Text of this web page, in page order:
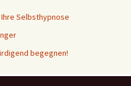
Selbsthypnose
begegnen!